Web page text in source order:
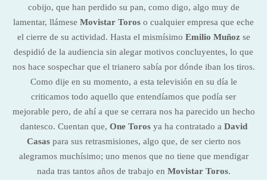
cobijo, que han perdido su pan, como digo, algo muy de
lamentar, llámese Movistar Toros o cualquier empresa que eche
el cierre de su actividad. Hasta el mismísimo Emilio Muñozse
despidió de la audiencia sin alegar motivos concluyentes, lo que
nos hace sospechar que el trianero sabía por dónde iban los tiros.
Como dije en su momento, a esta televisión en su día le
criticamos todo aquello que entendíamos que podía ser
mejorable pero, de ahí a que se cerrara nos ha parecido un hecho
dantesco. Cuentan que, One Toros ya ha contratado a David
Casaspara sus retrasmisiones, algo que, de ser cierto nos
alegramos muchísimo; uno menos que no tiene que mendigar
nada tras tantos años de trabajo en Movistar Toros.